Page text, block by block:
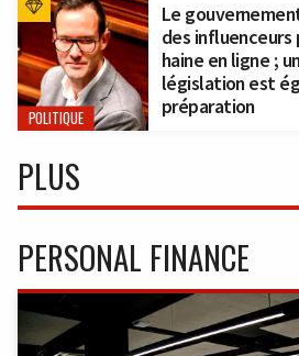
POLITIQUE
Le
des
haine en ligne ;
législation est
préparation
PLUS
PERSONAL FINANCE